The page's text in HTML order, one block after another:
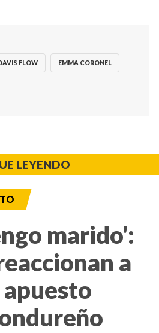
FLOW EMMA CORONEL
LEYENDO
marido':
a